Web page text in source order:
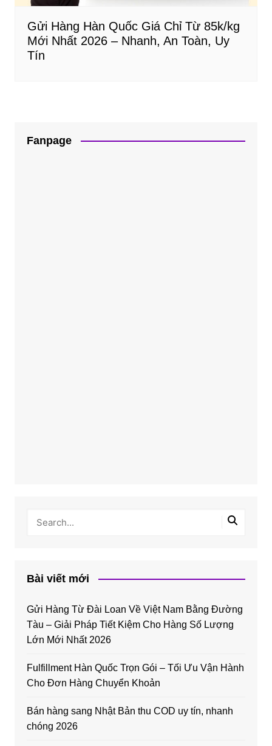
Gửi Hàng Hàn Quốc Giá Chỉ Từ 85k/kg
Mới Nhất 2026 – Nhanh, An Toàn, Uy
Tín
Fanpage
Bài viết mới
Gửi Hàng Từ Đài Loan Về Việt Nam Bằng Đường
Tàu – Giải Pháp Tiết Kiệm Cho Hàng Số Lượng
Lớn Mới Nhất 2026
Fulfillment Hàn Quốc Trọn Gói – Tối Ưu Vận Hành
Cho Đơn Hàng Chuyển Khoản
Bán hàng sang Nhật Bản thu COD uy tín, nhanh
chóng 2026